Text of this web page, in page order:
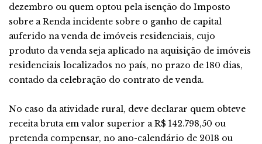
dezembro ou quem optou pela isenção do Imposto
sobre a Renda incidente sobre o ganho de capital
auferido na venda de imóveis residenciais, cujo
produto da venda seja aplicado na aquisição de imóveis
residenciais localizados no país, no prazo de 180 dias,
contado da celebração do contrato de venda.
No caso da atividade rural, deve declarar quem obteve
receita bruta em valor superior a R$ 142.798,50 ou
pretenda compensar, no ano-calendário de 2018 ou